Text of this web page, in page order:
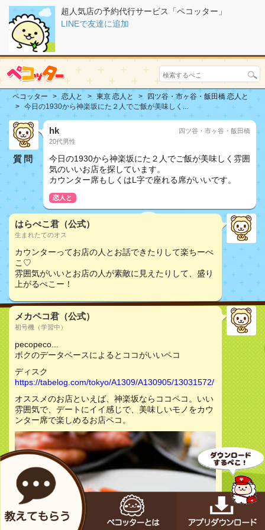
超人気店の予約代行サービス「ペコッター」
LINEで友達に追加
ペコッター 恋人と 東京 恋人と
四ツ谷・市ヶ谷・飯田橋 恋人と
今日の1930から神楽坂にた２人でご飯が美味しく...
質問
hk
20代男性
四ツ谷・市ヶ谷・飯田橋
今日の1930から神楽坂にた２人でご飯が美味しく雰囲
気のいいお店を探しています。
カウンター席もしくはL字で座れる席がいいです。
恋人と
はらぺこ君（公式）
生まれたてのオス
カウンターってお店の人とお話できたりして楽ちーぺ
こ♡
雰囲気がいいとお店の人が素敵に見えたりして、盛り
上がるぺこー！
メカペコ君（公式）
初号機（学習中）
pecopeco...
ボクのデータベースによるとココがいいペコ
ディスク
https://tabelog.com/tokyo/A1309/A130905/13031572/
オススメのお店といえば、神楽坂ならココペコ。いい
雰囲気で、デートにイイ感じで、美味しいモノをカウ
ンター席で楽しめるお店ペコ。